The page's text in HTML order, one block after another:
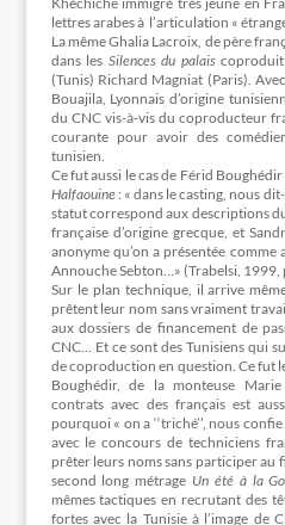
lettres arabes à l’articulation «
La même Ghalia Lacroix, de père
dans les Silences du palaiscoproduit
(Tunis) Richard Magniat (Paris).
Bouajila, Lyonnais d’origine
du CNC vis-à-vis du coproducteur
courante pour avoir des
tunisien.
Ce fut aussi le cas de Férid
Halfaouine: « dans le casting, nous
statut correspond aux descriptions
française d’origine grecque, et
anonyme qu’on a présentée
Annouche Sebton…» (Trabelsi, 1999,
Sur le plan technique, il arrive
prêtent leur nom sans vraiment
aux dossiers de financement de
CNC… Et ce sont des Tunisiens qui
de coproduction en question. Ce fut
Boughédir, de la monteuse
contrats avec des français est
pourquoi « on a ‘‘triché’’, nous
avec le concours de techniciens
prêter leurs noms sans participer au
second long métrage Un été à la
mêmes tactiques en recrutant des
fortes avec la Tunisie à l’image de